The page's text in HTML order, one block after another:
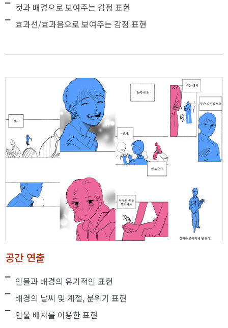
컷과 배경으로 보여주는 감정 표현
효과선/효과음으로 보여주는 감정 표현
공간 연출
인물과 배경의 유기적인 표현
배경의 날씨 및 계절, 분위기 표현
인물 배치를 이용한 표현